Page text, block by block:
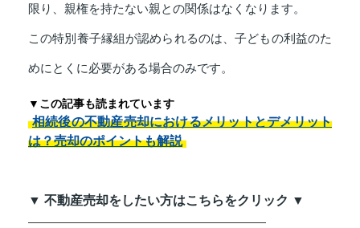
限り、親権を持たない親との関係はなくなります。
この特別養子縁組が認められるのは、子どもの利益のた
めにとくに必要がある場合のみです。
▼この記事も読まれています
相続後の不動産売却におけるメリットとデメリット
は？売却のポイントも解説
▼ 不動産売却をしたい方はこちらをクリック ▼